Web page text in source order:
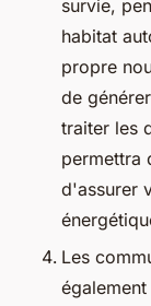
survie,
habitat
propre
de
traiter les
permettra
d'assurer
Les